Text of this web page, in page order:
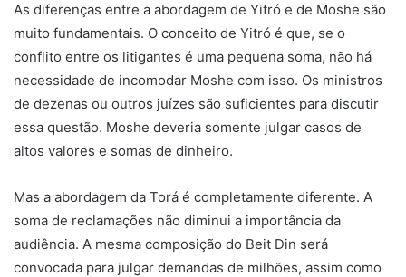
As diferenças entre a abordagem de Yitró e de Moshe são
muito fundamentais. O conceito de Yitró é que, se o
conflito entre os litigantes é uma pequena soma, não há
necessidade de incomodar Moshe com isso. Os ministros
de dezenas ou outros juízes são suficientes para discutir
essa questão. Moshe deveria somente julgar casos de
altos valores e somas de dinheiro.
Mas a abordagem da Torá é completamente diferente. A
soma de reclamações não diminui a importância da
audiência. A mesma composição do Beit Din será
convocada para julgar demandas de milhões, assim como